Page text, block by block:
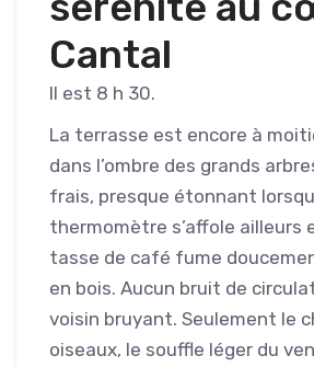
Cantal
Il est 8 h 30.
La terrasse est encore à
dans l’ombre des grands
frais, presque étonnant
thermomètre s’affole ailleurs
tasse de café fume
en bois. Aucun bruit de
voisin bruyant. Seulement le
oiseaux, le souffle léger du